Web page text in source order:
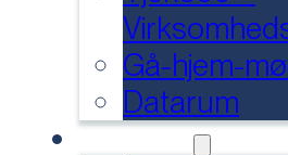
Gå-hjem-
Datarum